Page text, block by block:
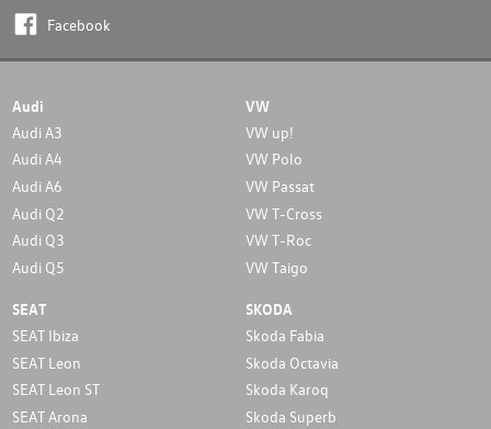
Facebook
Audi
Audi A3
Audi A4
Audi A6
Audi Q2
Audi Q3
Audi Q5
VW
VW up!
VW Polo
VW Passat
VW T-Cross
VW T-Roc
VW Taigo
SEAT
SEAT Ibiza
SEAT Leon
SEAT Leon ST
SEAT Arona
SKODA
Skoda Fabia
Skoda Octavia
Skoda Karoq
Skoda Superb